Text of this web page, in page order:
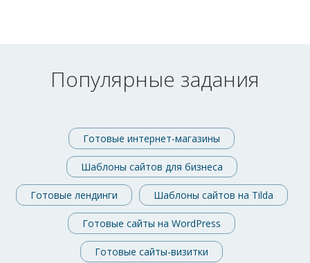
Популярные задания
Готовые интернет-магазины
Шаблоны сайтов для бизнеса
Готовые лендинги Шаблоны сайтов на Tilda
Готовые сайты на WordPress
Готовые сайты-визитки